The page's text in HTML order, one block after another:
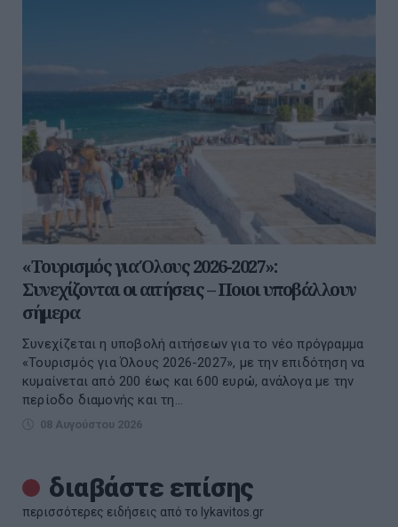
«Τουρισμός για Όλους 2026-2027»:
Συνεχίζονται οι αιτήσεις – Ποιοι υποβάλλουν
σήμερα
Συνεχίζεται η υποβολή αιτήσεων για το νέο πρόγραμμα
«Τουρισμός για Όλους 2026-2027», με την επιδότηση να
κυμαίνεται από 200 έως και 600 ευρώ, ανάλογα με την
περίοδο διαμονής και τη...
08 Αυγούστου 2026
διαβάστε επίσης
περισσότερες ειδήσεις από το lykavitos.gr